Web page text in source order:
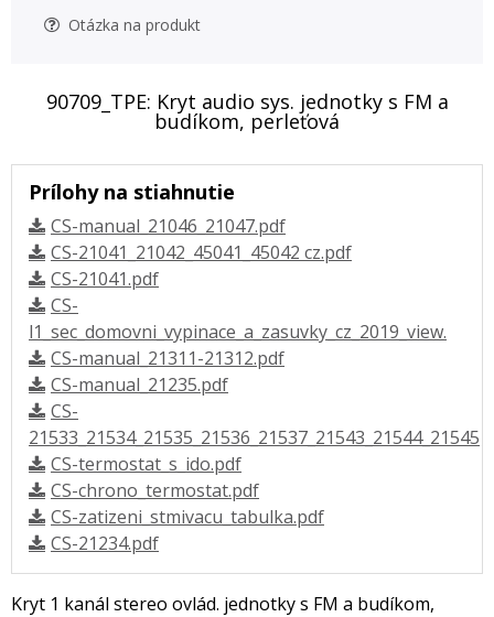
Otázka na produkt
90709_TPE: Kryt audio sys. jednotky s FM a
budíkom, perleťová
Prílohy na stiahnutie
CS-manual_21046_21047.pdf
CS-21041_21042_45041_45042 cz.pdf
CS-21041.pdf
CS-
l1_sec_domovni_vypinace_a_zasuvky_cz_2019_view.
CS-manual_21311-21312.pdf
CS-manual_21235.pdf
CS-
21533_21534_21535_21536_21537_21543_21544_21545
CS-termostat_s_ido.pdf
CS-chrono_termostat.pdf
CS-zatizeni_stmivacu_tabulka.pdf
CS-21234.pdf
Kryt 1 kanál stereo ovlád. jednotky s FM a budíkom,